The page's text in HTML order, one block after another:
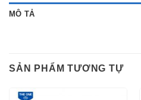
MÔ TẢ
SẢN PHẨM TƯƠNG TỰ